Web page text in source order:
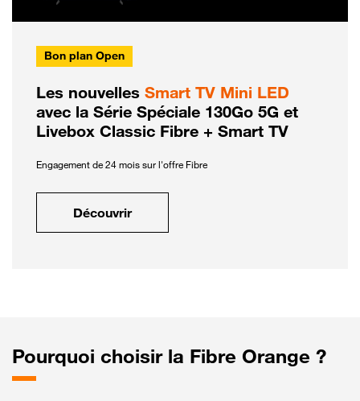
Bon plan Open
Les nouvelles Smart TV Mini LED
avec la Série Spéciale 130Go 5G et
Livebox Classic Fibre + Smart TV
Engagement de 24 mois sur l'offre Fibre
Découvrir
Pourquoi choisir la Fibre Orange ?